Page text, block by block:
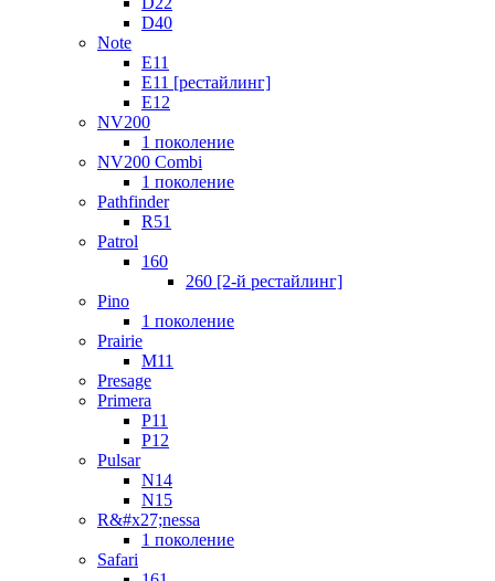
D40
Note
E11
E11 [рестайлинг]
E12
NV200
1 поколение
NV200 Combi
1 поколение
Pathfinder
R51
Patrol
160
260 [2-й рестайлинг]
Pino
1 поколение
Prairie
M11
Presage
Primera
P11
P12
Pulsar
N14
N15
R&#x27;nessa
1 поколение
Safari